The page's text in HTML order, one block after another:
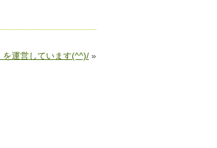
を運営しています(^^)/ »